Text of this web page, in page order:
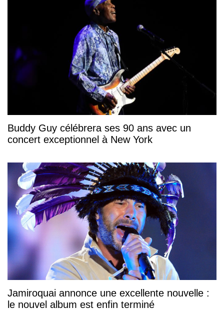
Buddy Guy célébrera ses 90 ans avec un
concert exceptionnel à New York
Jamiroquai annonce une excellente nouvelle :
le nouvel album est enfin terminé